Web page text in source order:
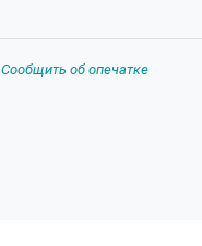
Сообщить об опечатке